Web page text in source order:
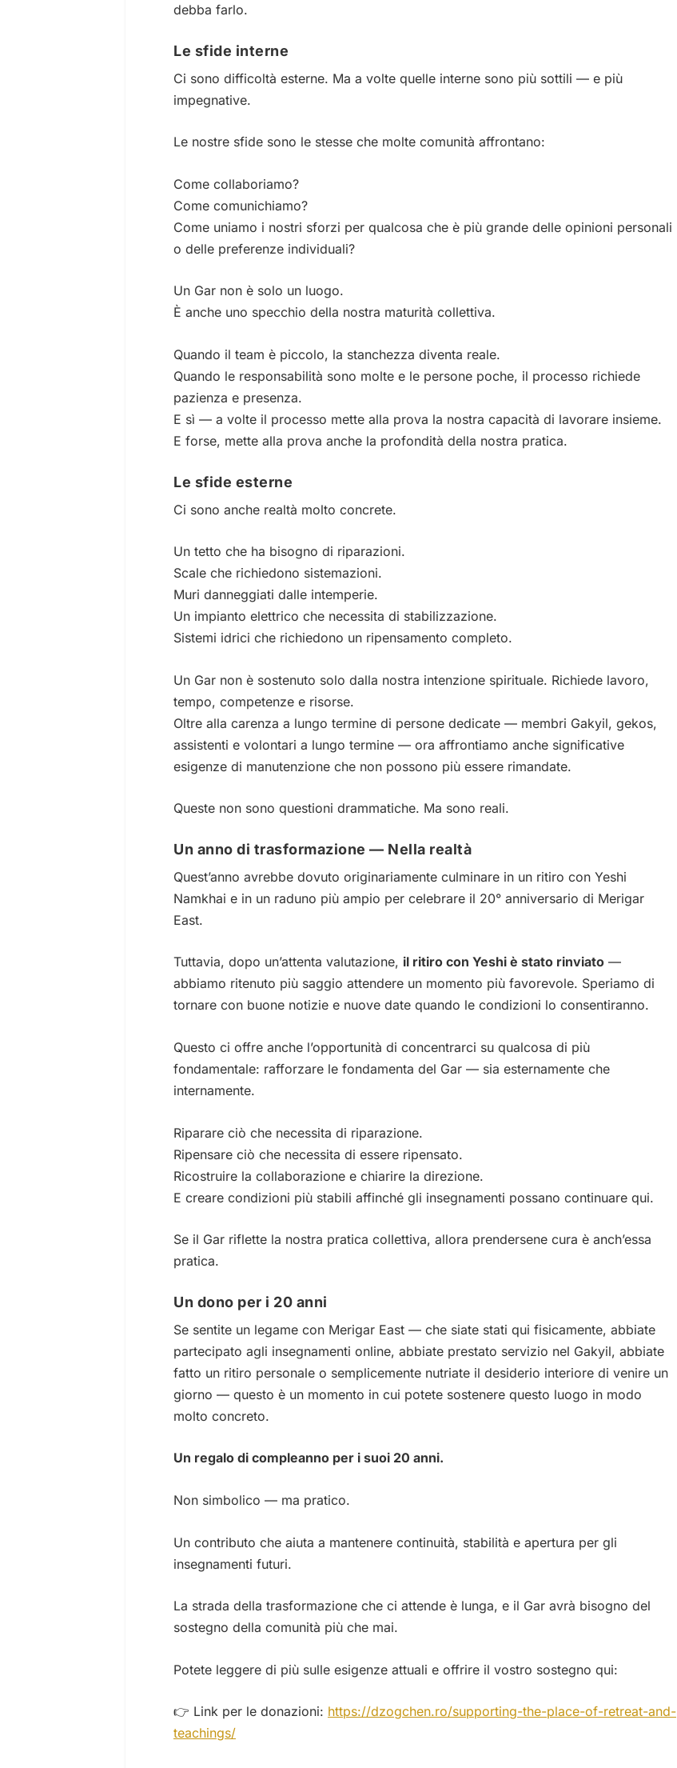
debba farlo.
Le sfide interne
Ci sono difficoltà esterne. Ma a volte quelle interne sono più sottili — e più
impegnative.
Le nostre sfide sono le stesse che molte comunità affrontano:
Come collaboriamo?
Come comunichiamo?
Come uniamo i nostri sforzi per qualcosa che è più grande delle opinioni personali
o delle preferenze individuali?
Un Gar non è solo un luogo.
È anche uno specchio della nostra maturità collettiva.
Quando il team è piccolo, la stanchezza diventa reale.
Quando le responsabilità sono molte e le persone poche, il processo richiede
pazienza e presenza.
E sì — a volte il processo mette alla prova la nostra capacità di lavorare insieme.
E forse, mette alla prova anche la profondità della nostra pratica.
Le sfide esterne
Ci sono anche realtà molto concrete.
Un tetto che ha bisogno di riparazioni.
Scale che richiedono sistemazioni.
Muri danneggiati dalle intemperie.
Un impianto elettrico che necessita di stabilizzazione.
Sistemi idrici che richiedono un ripensamento completo.
Un Gar non è sostenuto solo dalla nostra intenzione spirituale. Richiede lavoro,
tempo, competenze e risorse.
Oltre alla carenza a lungo termine di persone dedicate — membri Gakyil, gekos,
assistenti e volontari a lungo termine — ora affrontiamo anche significative
esigenze di manutenzione che non possono più essere rimandate.
Queste non sono questioni drammatiche. Ma sono reali.
Un anno di trasformazione — Nella realtà
Quest’anno avrebbe dovuto originariamente culminare in un ritiro con Yeshi
Namkhai e in un raduno più ampio per celebrare il 20° anniversario di Merigar
East.
Tuttavia, dopo un’attenta valutazione, il ritiro con Yeshi è stato rinviato —
abbiamo ritenuto più saggio attendere un momento più favorevole. Speriamo di
tornare con buone notizie e nuove date quando le condizioni lo consentiranno.
Questo ci offre anche l’opportunità di concentrarci su qualcosa di più
fondamentale: rafforzare le fondamenta del Gar — sia esternamente che
internamente.
Riparare ciò che necessita di riparazione.
Ripensare ciò che necessita di essere ripensato.
Ricostruire la collaborazione e chiarire la direzione.
E creare condizioni più stabili affinché gli insegnamenti possano continuare qui.
Se il Gar riflette la nostra pratica collettiva, allora prendersene cura è anch’essa
pratica.
Un dono per i 20 anni
Se sentite un legame con Merigar East — che siate stati qui fisicamente, abbiate
partecipato agli insegnamenti online, abbiate prestato servizio nel Gakyil, abbiate
fatto un ritiro personale o semplicemente nutriate il desiderio interiore di venire un
giorno — questo è un momento in cui potete sostenere questo luogo in modo
molto concreto.
Un regalo di compleanno per i suoi 20 anni.
Non simbolico — ma pratico.
Un contributo che aiuta a mantenere continuità, stabilità e apertura per gli
insegnamenti futuri.
La strada della trasformazione che ci attende è lunga, e il Gar avrà bisogno del
sostegno della comunità più che mai.
Potete leggere di più sulle esigenze attuali e offrire il vostro sostegno qui:
👉 Link per le donazioni: https://dzogchen.ro/supporting-the-place-of-retreat-and-
teachings/